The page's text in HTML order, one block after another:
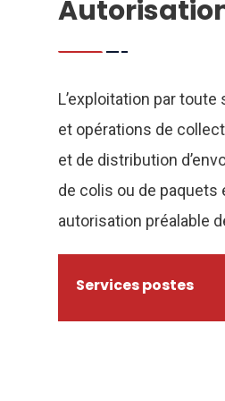
L’exploitation par
et opérations de
et de distribution
de colis ou de paquets
autorisation préalable de
Services postes